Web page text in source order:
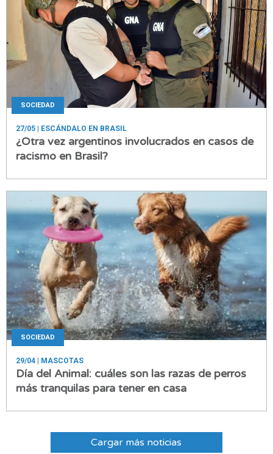
SOCIEDAD
27/05 | ESCÁNDALO EN BRASIL
¿Otra vez argentinos involucrados en casos de
racismo en Brasil?
SOCIEDAD
29/04 | MASCOTAS
Día del Animal: cuáles son las razas de perros
más tranquilas para tener en casa
Cargar más noticias